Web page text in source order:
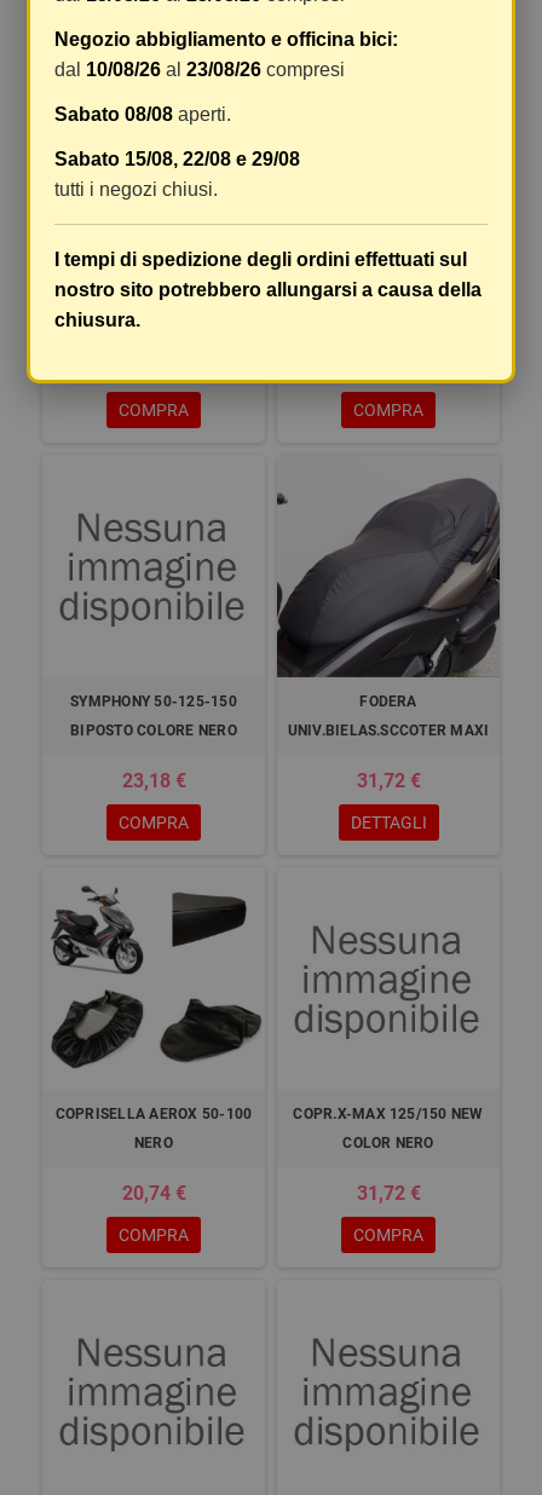
COPRISELLA HONDA SH 150
COMPRA
COPRISELLA AGILITY R16 50-
COMPRA
SYMPHONY 50-125-150
BIPOSTO COLORE NERO
23,18 €
COMPRA
FODERA
UNIV.BIELAS.SCCOTER MAXI
31,72 €
DETTAGLI
COPRISELLA AEROX 50-100
NERO
20,74 €
COMPRA
COPR.X-MAX 125/150 NEW
COLOR NERO
31,72 €
COMPRA
Negozio abbigliamento e officina bici:
dal 10/08/26 al23/08/26 compresi
Sabato 08/08 aperti.
Sabato 15/08, 22/08 e 29/08
tutti i negozi chiusi.
I tempi di spedizione degli ordini effettuati sul
nostro sito potrebbero allungarsi a causa della
chiusura.